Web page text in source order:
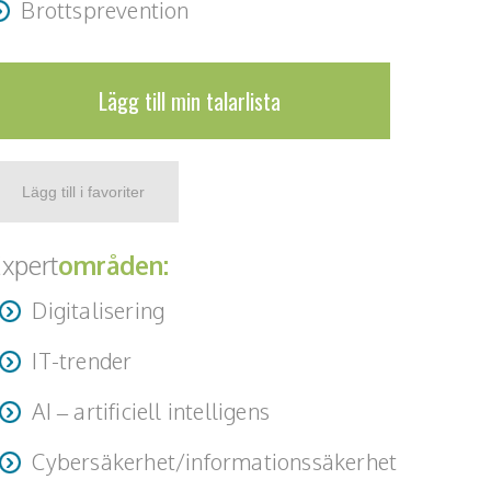
Brottsprevention
Lägg till min talarlista
områden:
Digitalisering
IT-trender
AI – artificiell intelligens
Cybersäkerhet/informationssäkerhet